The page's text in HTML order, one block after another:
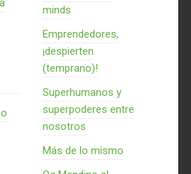
minds
Emprendedores,
¡despierten
(temprano)!
Superhumanos y
superpoderes entre
nosotros
Más de lo mismo